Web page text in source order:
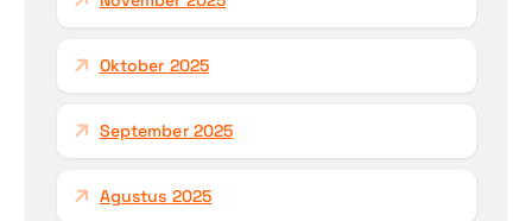
Oktober 2025
September 2025
Agustus 2025